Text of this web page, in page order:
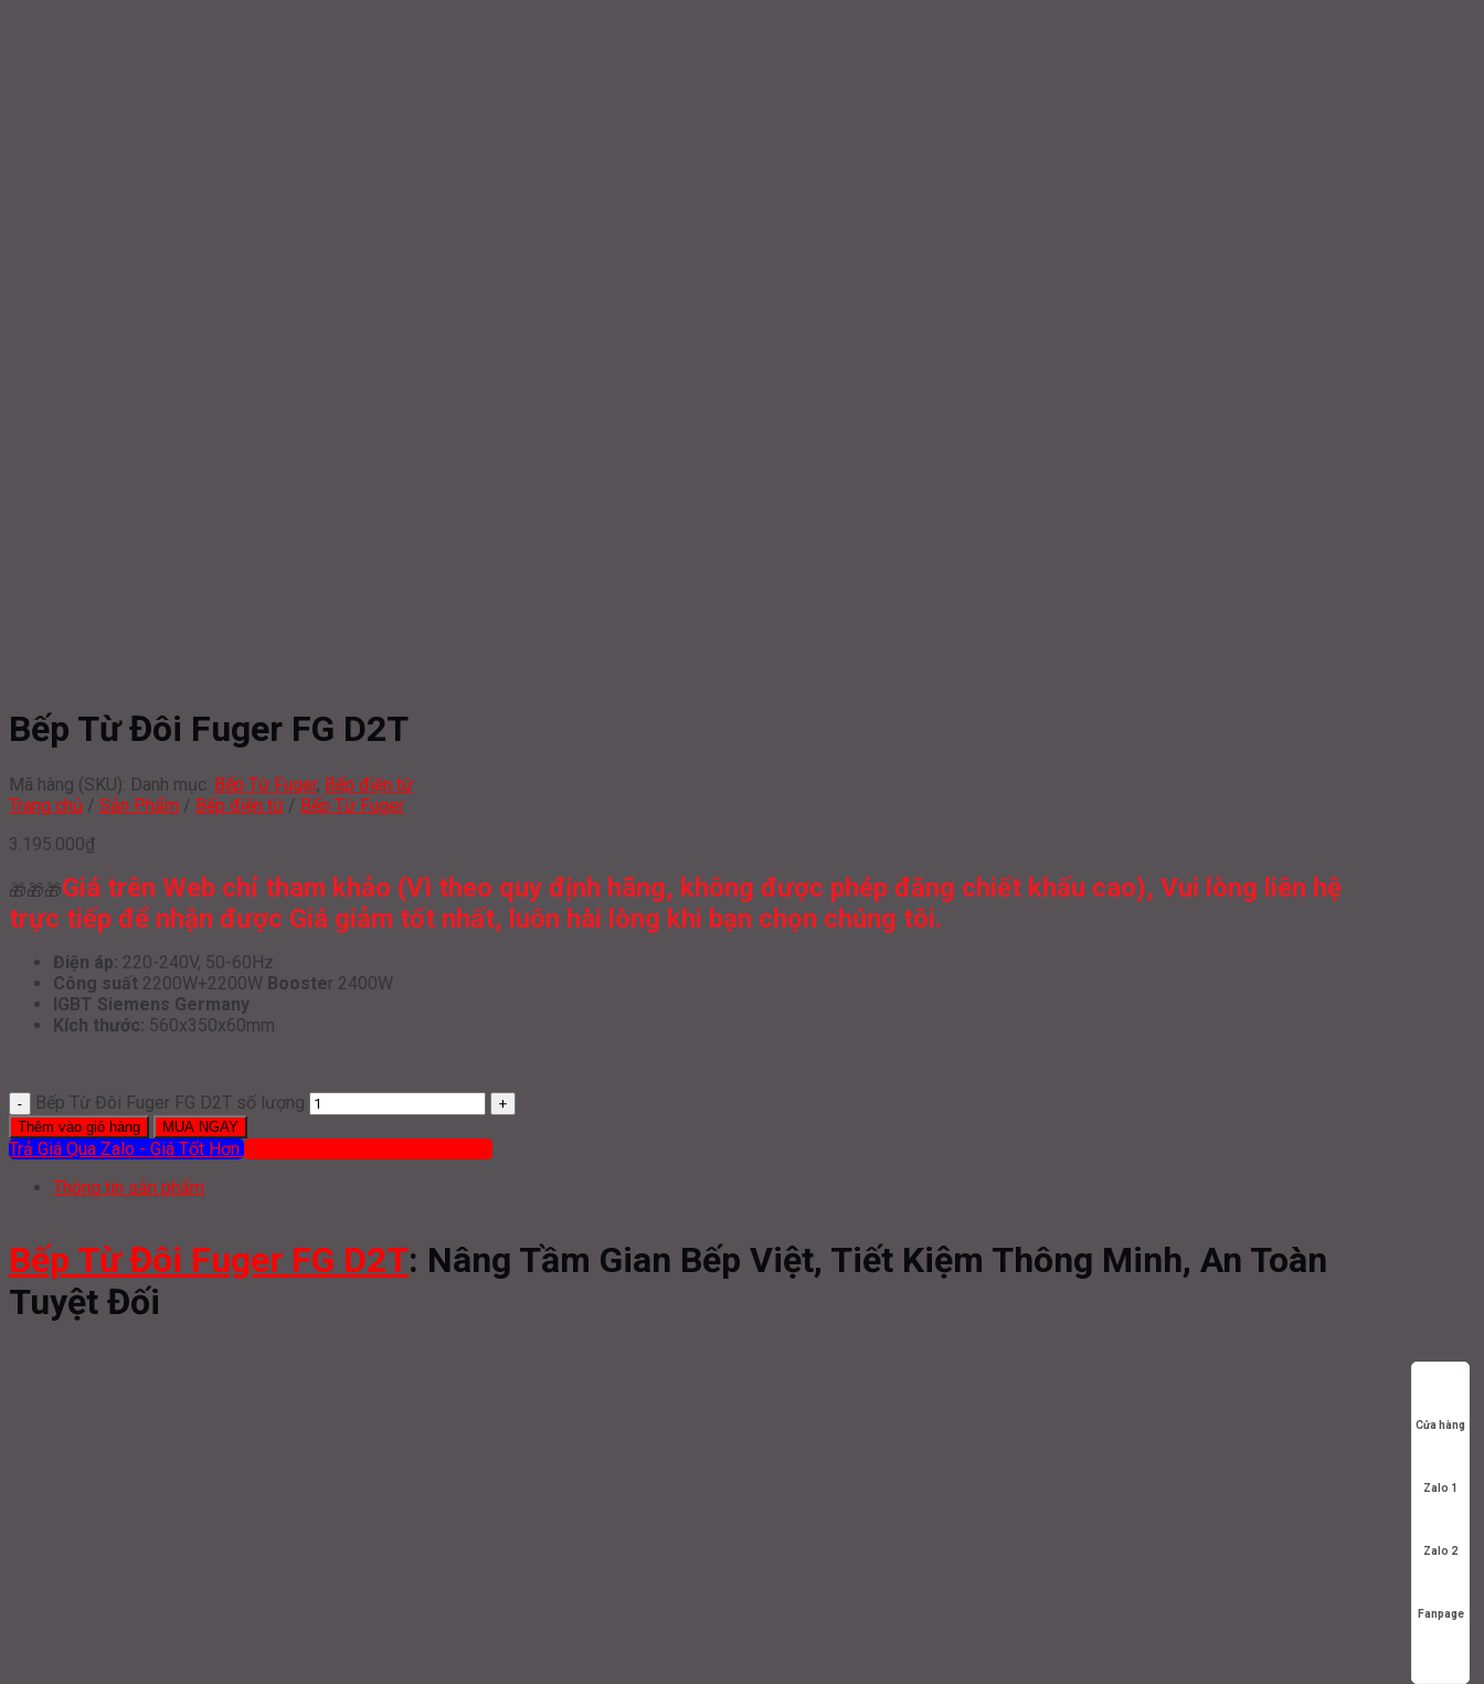
Bếp Từ Đôi Fuger FG D2T
Mã hàng (SKU): Danh mục: Bếp Từ Fuger, Bếp điện từ
Trang chủ / Sản Phẩm / Bếp điện từ / Bếp Từ Fuger
3.195.000₫
🎁🎁🎁Giá trên Web chỉ tham khảo (Vì theo quy định hãng, không được phép đăng chiết khấu cao), Vui lòng liên hệ
trực tiếp để nhận được Giá giảm tốt nhất, luôn hài lòng khi bạn chọn chúng tôi.
Điện áp: 220-240V, 50-60Hz
Công suất 2200W+2200W Booster 2400W
IGBT Siemens Germany
Kích thước: 560x350x60mm
Bếp Từ Đôi Fuger FG D2T số lượng
Thêm vào giỏ hàng MUA NGAY
Trả Giá Qua Zalo - Giá Tốt Hơn Mua hàng qua ĐT: 0919 386 012
Thông tin sản phẩm
Bếp Từ Đôi Fuger FG D2T: Nâng Tầm Gian Bếp Việt, Tiết Kiệm Thông Minh, An Toàn
Tuyệt Đối
Cửa hàng
Zalo 1
Zalo 2
Fanpage